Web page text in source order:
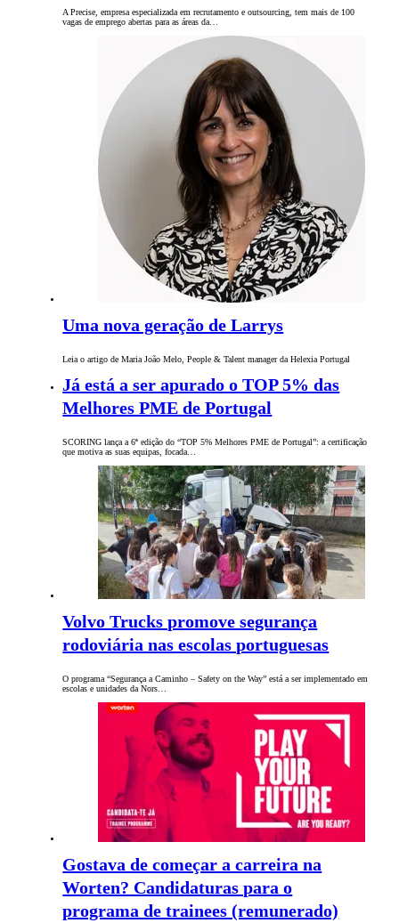
A Precise, empresa especializada em recrutamento e outsourcing, tem mais de 100
vagas de emprego abertas para as áreas da…
Uma nova geração de Larrys
Leia o artigo de Maria João Melo, People & Talent manager da Helexia Portugal
Já está a ser apurado o TOP 5% das
Melhores PME de Portugal
SCORING lança a 6ª edição do “TOP 5% Melhores PME de Portugal”: a certificação
que motiva as suas equipas, focada…
Volvo Trucks promove segurança
rodoviária nas escolas portuguesas
O programa “Segurança a Caminho – Safety on the Way” está a ser implementado em
escolas e unidades da Nors…
Gostava de começar a carreira na
Worten? Candidaturas para o
programa de trainees (remunerado)